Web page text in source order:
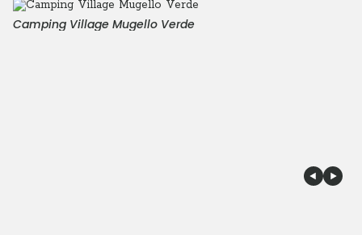
Camping Village Mugello Verde